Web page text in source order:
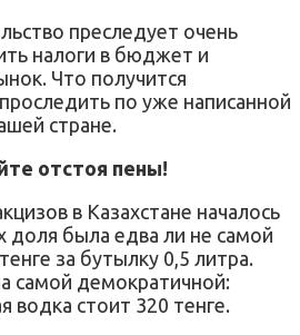
преследует очень
налоги в бюджет и
Что получится
по уже написанной
стране.
отстоя пены!
в Казахстане началось
доля была едва ли не самой
за бутылку 0,5 литра.
самой демократичной:
водка стоит 320 тенге.